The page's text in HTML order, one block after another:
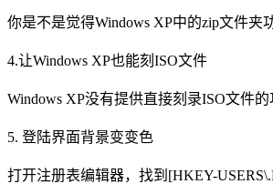
你是不是觉得Windows XP中的zip文件
4.让Windows XP也能刻ISO文件
Windows XP没有提供直接刻录ISO文件的
5. 登陆界面背景变变色
打开注册表编辑器，找到[HKEY-